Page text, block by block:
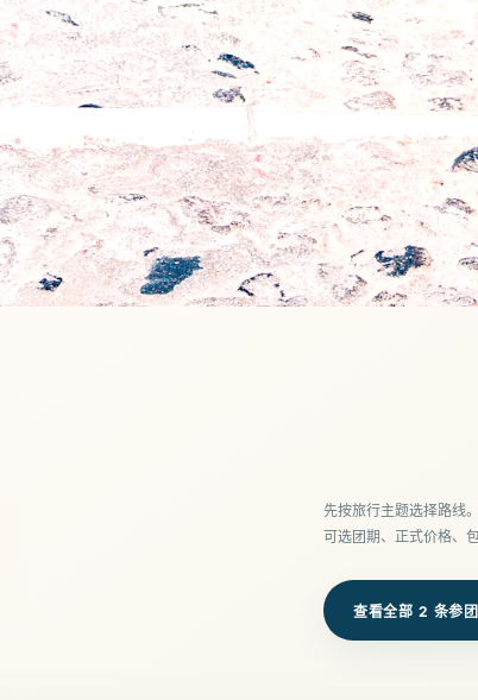
出发
先按旅行主题选择路线
可选团期、正式价格、
查看全部 2 条参